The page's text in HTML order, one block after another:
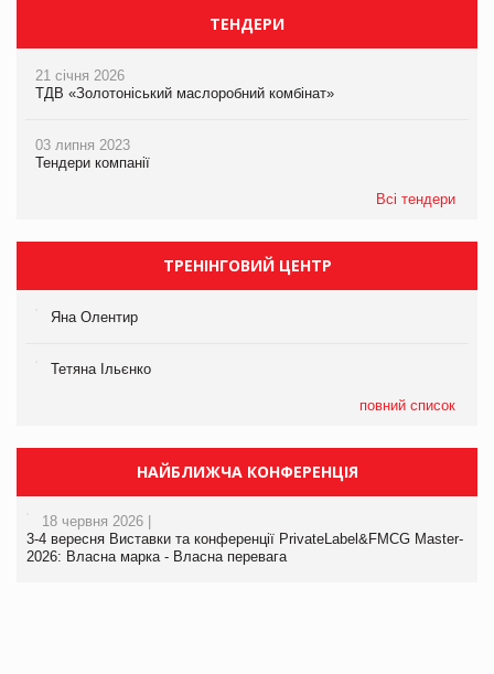
ТЕНДЕРИ
21 січня 2026
ТДВ «Золотоніський маслоробний комбінат»
03 липня 2023
Тендери компанії
Всі тендери
ТРЕНІНГОВИЙ ЦЕНТР
Яна Олентир
Тетяна Ільєнко
повний список
НАЙБЛИЖЧА КОНФЕРЕНЦІЯ
18 червня 2026 |
3-4 вересня Виставки та конференції PrivateLabel&FMCG Master-
2026: Власна марка - Власна перевага